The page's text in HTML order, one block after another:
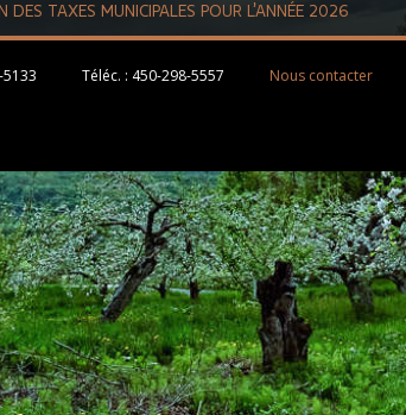
TAXES MUNICIPALES POUR L’ANNÉE 2026
Téléc. : 450-298-5557 Nous contacter